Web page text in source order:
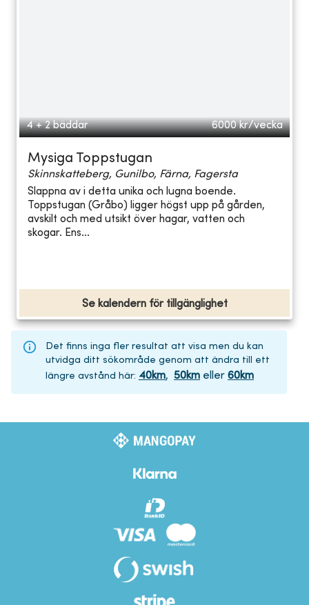
4 + 2 bäddar 6000 kr/vecka
Mysiga Toppstugan
Skinnskatteberg, Gunilbo, Färna, Fagersta
Slappna av i detta unika och lugna boende.
Toppstugan (Gråbo) ligger högst upp på gården,
avskilt och med utsikt över hagar, vatten och
skogar. Ens...
Se kalendern för tillgänglighet
Det finns inga fler resultat att visa men du kan
utvidga ditt sökområde genom att ändra till ett
längre avstånd här: 40km, 50km eller 60km